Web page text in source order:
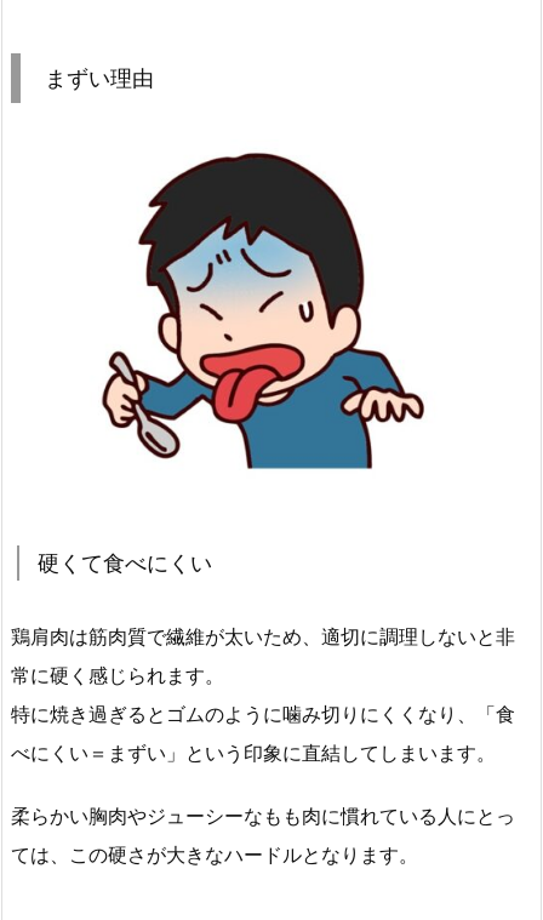
まずい理由
硬くて食べにくい
鶏肩肉は筋肉質で繊維が太いため、適切に調理しないと非
常に硬く感じられます。
特に焼き過ぎるとゴムのように噛み切りにくくなり、「食
べにくい＝まずい」という印象に直結してしまいます。
柔らかい胸肉やジューシーなもも肉に慣れている人にとっ
ては、この硬さが大きなハードルとなります。